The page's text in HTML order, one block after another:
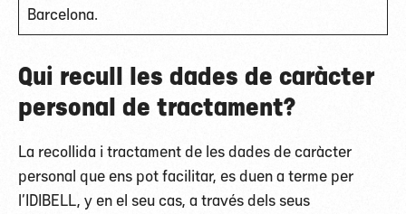
Barcelona.
Qui recull les dades de caràcter
personal de tractament?
La recollida i tractament de les dades de caràcter
personal que ens pot facilitar, es duen a terme per
l’IDIBELL, y en el seu cas, a través dels seus